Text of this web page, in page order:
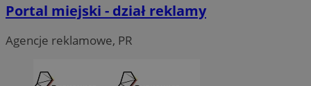
Portal miejski - dział reklamy
Agencje reklamowe, PR